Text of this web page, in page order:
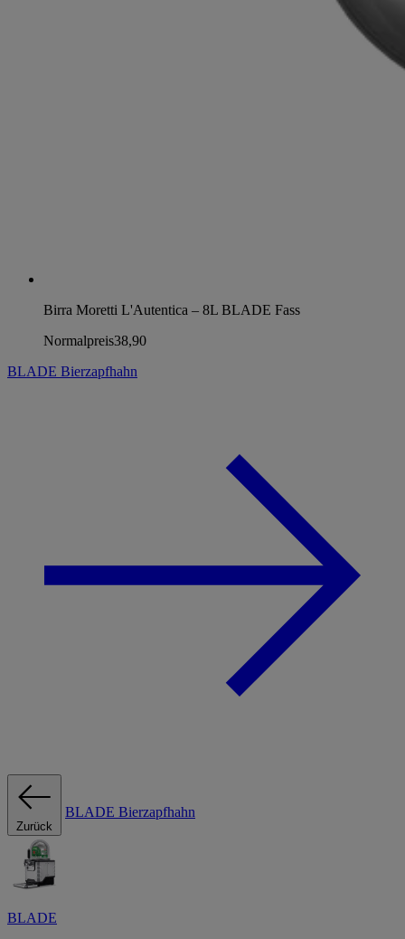
Birra Moretti L'Autentica – 8L BLADE Fass
Normalpreis38,90
BLADE Bierzapfhahn
Zurück
BLADE Bierzapfhahn
BLADE